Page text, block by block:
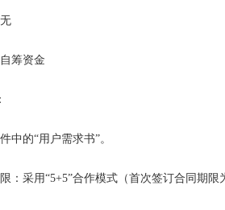
筹资金
中的“用户需求书”。
：采用“5+5”合作模式（首次签订合同期限